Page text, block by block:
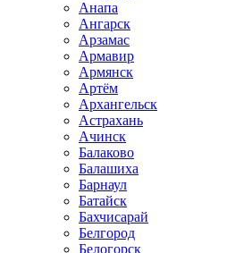
Анапа
Ангарск
Арзамас
Армавир
Армянск
Артём
Архангельск
Астрахань
Ачинск
Балаково
Балашиха
Барнаул
Батайск
Бахчисарай
Белгород
Белогорск